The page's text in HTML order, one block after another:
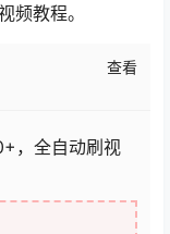
频教程。
查看
，全自动刷视